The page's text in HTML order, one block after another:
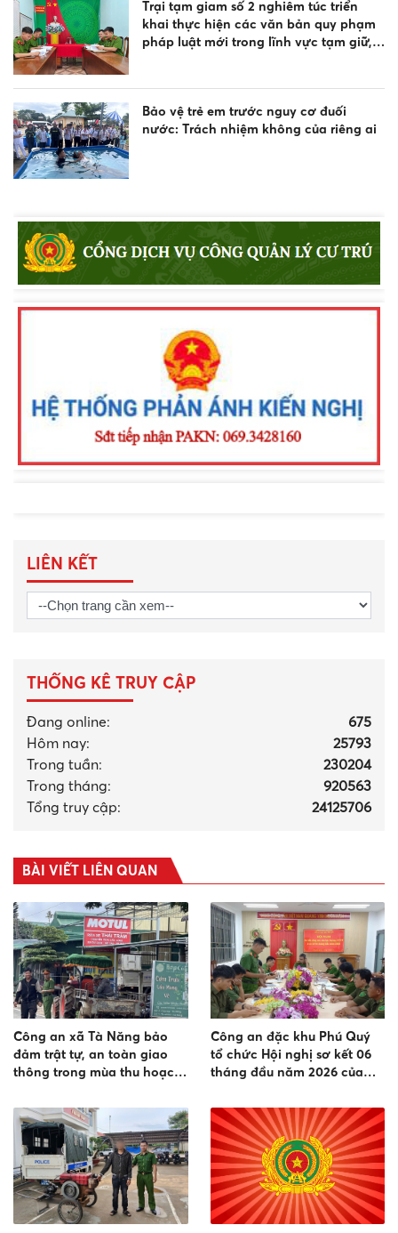
Trại tạm giam số 2 nghiêm túc triển
khai thực hiện các văn bản quy phạm
pháp luật mới trong lĩnh vực tạm giữ,
Bảo vệ trẻ em trước nguy cơ đuối
nước: Trách nhiệm không của riêng ai
toàn giao thông
minh của pháp luật và sự an toàn tuyệt
đối cho người tiến hành tố tụng, người
tham gia tố tụng
LIÊN KẾT
THỐNG KÊ TRUY CẬP
Đang online:
675
Hôm nay:
25793
Trong tuần:
230204
Trong tháng:
920563
Tổng truy cập:
24125706
BÀI VIẾT LIÊN QUAN
Công an xã Tà Năng bảo
đảm trật tự, an toàn giao
thông trong mùa thu hoạch
Công an đặc khu Phú Quý
tổ chức Hội nghị sơ kết 06
tháng đầu năm 2026 của
cơ sở.